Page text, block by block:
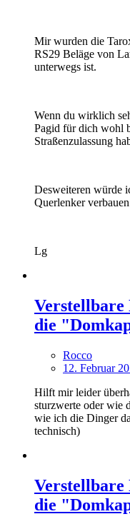
Mir wurden die
RS29 Beläge von
unterwegs ist.
Wenn du wirklich
Pagid für dich wohl
Straßenzulassung
Desweiteren würde
Querlenker
Lg
die
Rocco
12. Februar
Hilft mir leider
sturzwerte oder wie
wie ich die Dinger
technisch)
die